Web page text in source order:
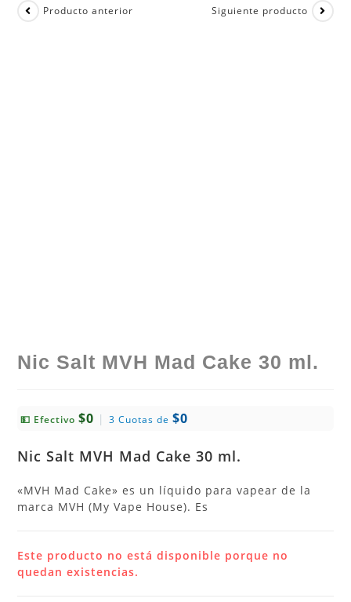
Producto anterior Siguiente producto
Nic Salt MVH Mad Cake 30 ml.
💵 Efectivo$0 | 3 Cuotas de$0
Nic Salt MVH Mad Cake 30 ml.
«MVH Mad Cake» es un líquido para vapear de la
marca MVH (My Vape House). Es
Este producto no está disponible porque no
quedan existencias.